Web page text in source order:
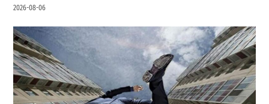
2026-08-06